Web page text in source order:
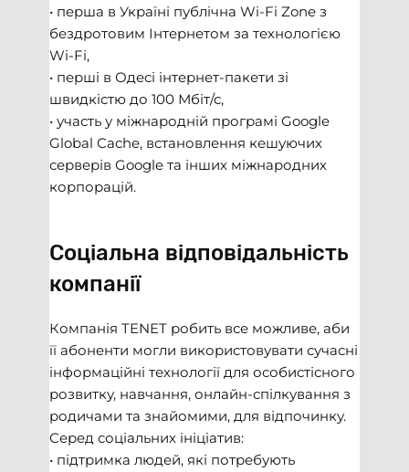
• перша в Україні публічна Wi-Fi Zone з
бездротовим Інтернетом за технологією
Wi-Fi,
• перші в Одесі інтернет-пакети зі
швидкістю до 100 Мбіт/с,
• участь у міжнародній програмі Google
Global Cache, встановлення кешуючих
серверів Google та інших міжнародних
корпорацій.
Соціальна відповідальність
компанії
Компанія TENET робить все можливе, аби
її абоненти могли використовувати сучасні
інформаційні технології для особистісного
розвитку, навчання, онлайн-спілкування з
родичами та знайомими, для відпочинку.
Серед соціальних ініціатив:
• підтримка людей, які потребують